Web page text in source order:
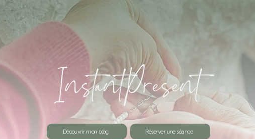
Découvrir mon blog Réserver une séance